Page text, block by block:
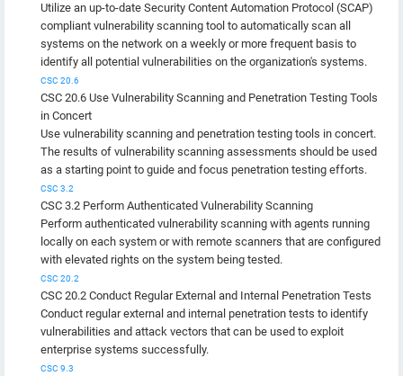
Utilize an up-to-date Security Content Automation Protocol (SCAP)
compliant vulnerability scanning tool to automatically scan all
systems on the network on a weekly or more frequent basis to
identify all potential vulnerabilities on the organization's systems.
CSC 20.6
CSC 20.6 Use Vulnerability Scanning and Penetration Testing Tools
in Concert
Use vulnerability scanning and penetration testing tools in concert.
The results of vulnerability scanning assessments should be used
as a starting point to guide and focus penetration testing efforts.
CSC 3.2
CSC 3.2 Perform Authenticated Vulnerability Scanning
Perform authenticated vulnerability scanning with agents running
locally on each system or with remote scanners that are configured
with elevated rights on the system being tested.
CSC 20.2
CSC 20.2 Conduct Regular External and Internal Penetration Tests
Conduct regular external and internal penetration tests to identify
vulnerabilities and attack vectors that can be used to exploit
enterprise systems successfully.
CSC 9.3